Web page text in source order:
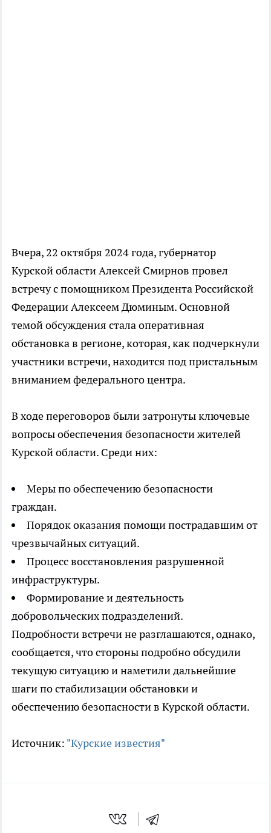
Вчера, 22 октября 2024 года, губернатор
Курской области Алексей Смирнов провел
встречу с помощником Президента Российской
Федерации Алексеем Дюминым. Основной
темой обсуждения стала оперативная
обстановка в регионе, которая, как подчеркнули
участники встречи, находится под пристальным
вниманием федерального центра.
В ходе переговоров были затронуты ключевые
вопросы обеспечения безопасности жителей
Курской области. Среди них:
Меры по обеспечению безопасности
граждан.
Порядок оказания помощи пострадавшим от
чрезвычайных ситуаций.
Процесс восстановления разрушенной
инфраструктуры.
Формирование и деятельность
добровольческих подразделений.
Подробности встречи не разглашаются, однако,
сообщается, что стороны подробно обсудили
текущую ситуацию и наметили дальнейшие
шаги по стабилизации обстановки и
обеспечению безопасности в Курской области.
Источник: "Курские известия"